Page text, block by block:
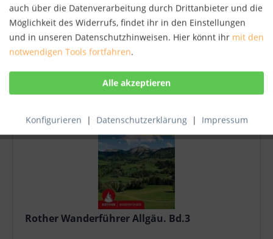
auch über die Datenverarbeitung durch Drittanbieter und die
Möglichkeit des Widerrufs, findet ihr in den Einstellungen
und in unseren Datenschutzhinweisen. Hier könnt ihr mit den
notwendigen Tools fortfahren.
Konfigurieren | Datenschutzerklärung | Impressum
Der Maximiliansweg ist, nach kurzem Auftakt in
Österreich, »der« große bayerische alpine
Fernwanderweg. Inspiriert von der historischen
Reiseroute König Maximilians II. aus dem Jahr 1858
führt er vom Bodensee zum Königssee und
16,90 € *
Merken
Rother Wanderführer Allgäu. Bd.3